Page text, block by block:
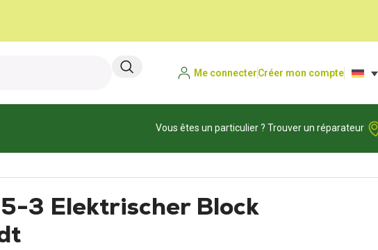
Me connecterCréer mon compte
Vous êtes un particulier ? Trouver un réparateur
3 Elektrischer Block